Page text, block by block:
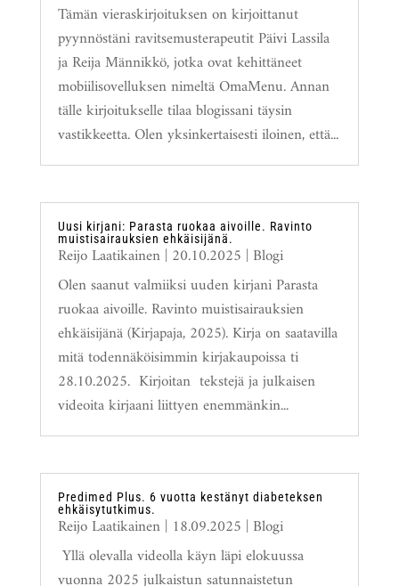
Tämän vieraskirjoituksen on kirjoittanut
pyynnöstäni ravitsemusterapeutit Päivi Lassila
ja Reija Männikkö, jotka ovat kehittäneet
mobiilisovelluksen nimeltä OmaMenu. Annan
tälle kirjoitukselle tilaa blogissani täysin
vastikkeetta. Olen yksinkertaisesti iloinen, että...
Uusi kirjani: Parasta ruokaa aivoille. Ravinto
muistisairauksien ehkäisijänä.
Reijo Laatikainen| 20.10.2025 | Blogi
Olen saanut valmiiksi uuden kirjani Parasta
ruokaa aivoille. Ravinto muistisairauksien
ehkäisijänä (Kirjapaja, 2025). Kirja on saatavilla
mitä todennäköisimmin kirjakaupoissa ti
28.10.2025. Kirjoitan tekstejä ja julkaisen
videoita kirjaani liittyen enemmänkin...
Predimed Plus. 6 vuotta kestänyt diabeteksen
ehkäisytutkimus.
Reijo Laatikainen| 18.09.2025 | Blogi
Yllä olevalla videolla käyn läpi elokuussa